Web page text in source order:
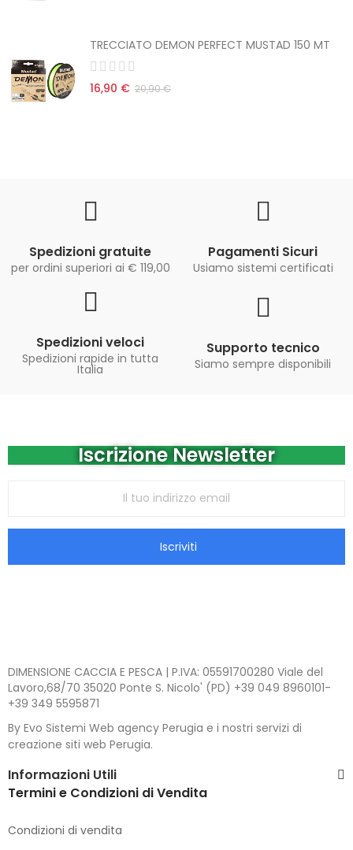
TRECCIATO DEMON PERFECT MUSTAD 150 MT
16,90 € 20,90 €
Spedizioni gratuite
per ordini superiori ai € 119,00
Pagamenti Sicuri
Usiamo sistemi certificati
Spedizioni veloci
Spedizioni rapide in tutta
Italia
Supporto tecnico
Siamo sempre disponibili
Iscrizione Newsletter
Iscriviti
DIMENSIONE CACCIA E PESCA | P.IVA: 05591700280 Viale del
Lavoro,68/70 35020 Ponte S. Nicolo' (PD) +39 049 8960101-
+39 349 5595871
By Evo Sistemi Web agency Perugia e i nostri servizi di
creazione siti web Perugia.
Informazioni Utili
Termini e Condizioni di Vendita
Condizioni di vendita